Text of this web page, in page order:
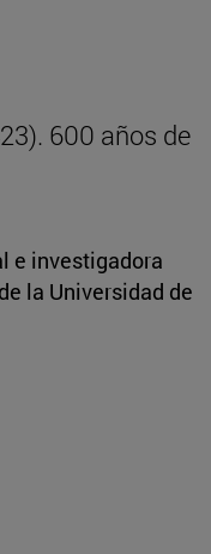
600 años de
e investigadora
la Universidad de